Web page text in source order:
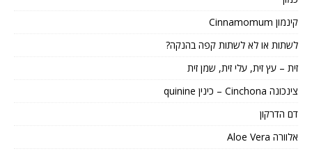
קינמון Cinnamomum
לשתות או לא לשתות קפה בהנקה?
זית – עץ זית, עלי זית, שמן זית
צינכונה Cinchona – כינין quinine
דם הדרקון
אלוורה Aloe Vera